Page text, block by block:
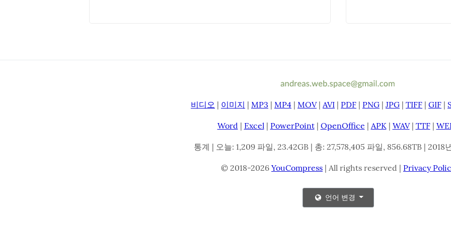
비디오 | 이미지 | MP3 | MP4 | MOV| AVI | PDF | PNG | JPG | TIFF | GIF |
Word | Excel| PowerPoint| OpenOffice | APK| WAV| TTF|
통계 | 오늘: 1,209 파일, 23.42GB | 총: 27,578,405 파일, 856.68TB | 2018
© 2018-2026 YouCompress | All rights reserved | Privacy
언어 변경